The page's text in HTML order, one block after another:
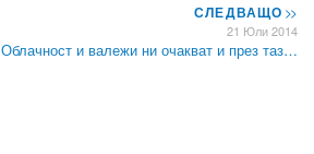
СЛЕДВАЩО>>
21 Юли 2014
Облачност и валежи ни очакват и през таз…